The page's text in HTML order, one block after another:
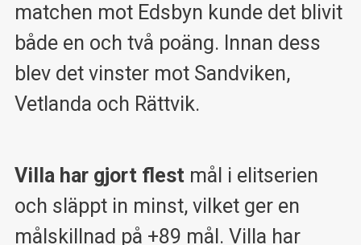
matchen mot Edsbyn kunde det blivit
både en och två poäng. Innan dess
blev det vinster mot Sandviken,
Vetlanda och Rättvik.
Villa har gjort flestmål i elitserien
och släppt in minst, vilket ger en
målskillnad på +89 mål. Villa har